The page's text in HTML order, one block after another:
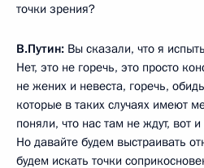
точки зрения?
В.Путин: Вы сказали, что я
Нет, это не горечь, это просто
не жених и невеста, горечь,
которые в таких случаях имеют
поняли, что нас там не ждут, вот
Но давайте будем выстраивать
будем искать точки